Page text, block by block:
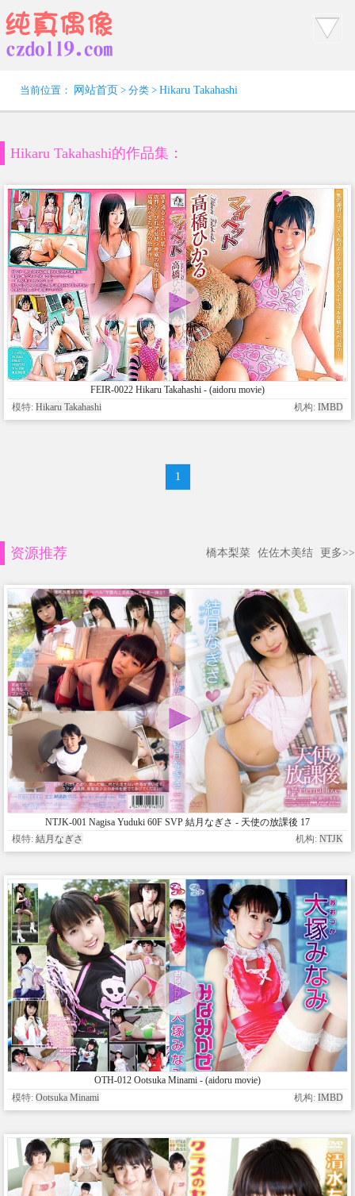
当前位置： 网站首页 > 分类 > Hikaru Takahashi
Hikaru Takahashi的作品集：
FEIR-0022 Hikaru Takahashi - (aidoru movie)
模特: Hikaru Takahashi 机构: IMBD
1
资源推荐 橋本梨菜 佐佐木美结 更多>>
NTJK-001 Nagisa Yuduki 60F SVP 結月なぎさ - 天使の放課後 17
模特: 結月なぎさ 机构: NTJK
OTH-012 Ootsuka Minami - (aidoru movie)
模特: Ootsuka Minami 机构: IMBD